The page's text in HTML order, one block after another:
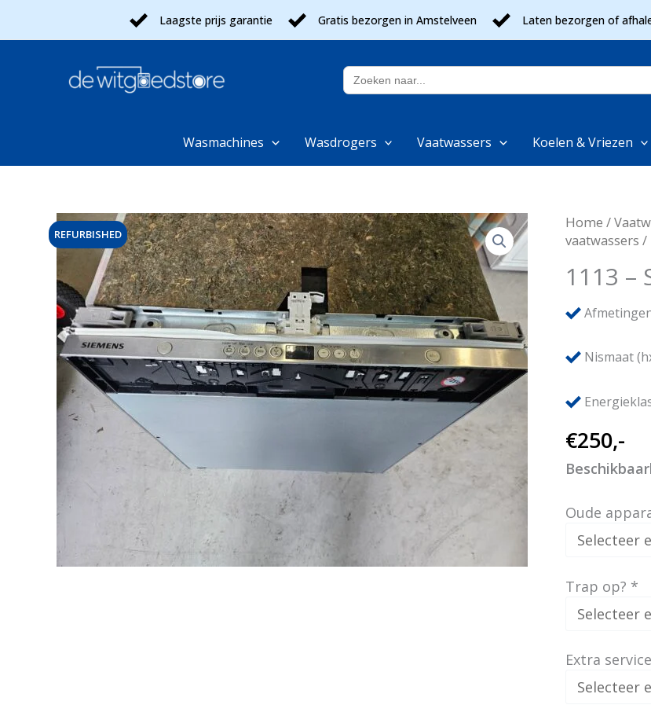
Laagste prijs garantie Gratis bezorgen in Amstelveen Laten bezorgen of
Zoek
naar:
Wasmachines Wasdrogers Vaatwassers Koelen & Vriezen
REFURBISHED
Home /
vaatwassers /
1113 –
Nismaat
€250,-
Oude
Trap op? *
Extra